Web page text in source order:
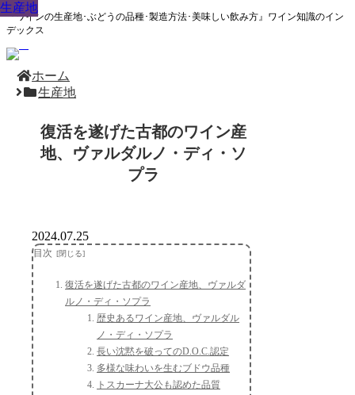
『ワインの生産地･ぶどうの品種･製造方法･美味しい飲み方』ワイン知識のイン
デックス
ホーム
生産地
復活を遂げた古都のワイン産
地、ヴァルダルノ・ディ・ソ
プラ
生産地
2024.07.25
目次
復活を遂げた古都のワイン産地、ヴァルダ
ルノ・ディ・ソプラ
歴史あるワイン産地、ヴァルダル
ノ・ディ・ソプラ
長い沈黙を破ってのD.O.C.認定
多様な味わいを生むブドウ品種
トスカーナ大公も認めた品質
生産地
生産地
生産地
生産地
生産地
生産地
生産地
生産地